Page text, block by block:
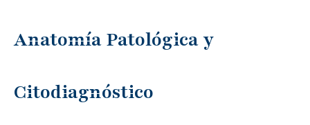
Anatomía Patológica y
Citodiagnóstico